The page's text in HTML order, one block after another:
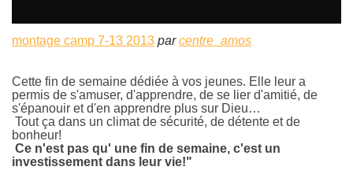
montage camp 7-13 2013 parcentre_amos
Cette fin de semaine dédiée à vos jeunes. Elle leur a
permis de s'amuser, d'apprendre, de se lier d'amitié, de
s'épanouir et d'en apprendre plus sur Dieu…
Tout ça dans un climat de sécurité, de détente et de
bonheur!
Ce n'est pas qu' une fin de semaine, c'est un
investissement dans leur vie!"